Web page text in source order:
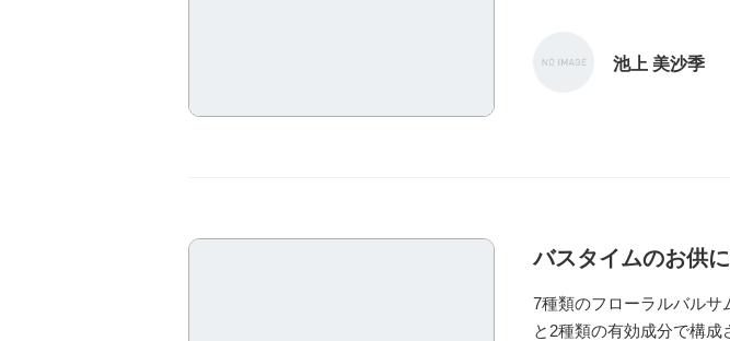
池上 美沙季
バスタイムのお供
7種類のフローラルバルサ
と2種類の有効成分で構成された